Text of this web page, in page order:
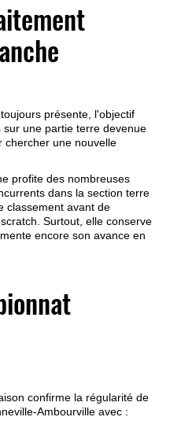
présente, l'objectif
une partie terre devenue
chercher une nouvelle
profite des nombreuses
dans la section terre
classement avant de
Surtout, elle conserve
encore son avance en
confirme la régularité de
Ambourville avec :